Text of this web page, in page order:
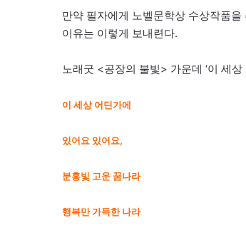
만약 필자에게 노벨문학상 수상작품을
이유는 이렇게 보내련다.
노래굿 <공장의 불빛> 가운데 ‘이 세상
이 세상 어딘가에
있어요 있어요,
분홍빛 고운 꿈나라
행복만 가득한 나라